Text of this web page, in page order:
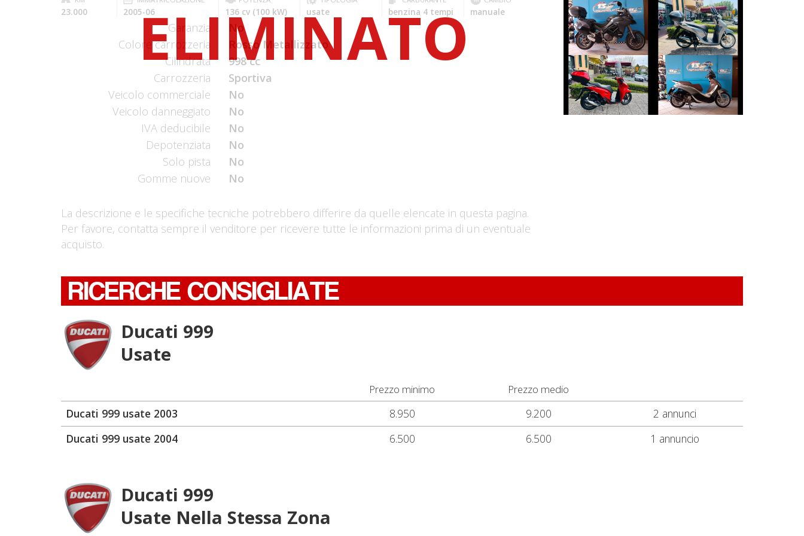
23.000 2005-06 136 cv (100 kW) usate benzina 4 tempi manuale
Garanzia
No
Colore carrozzeria
Rosso Metallizzato
Cilindrata
998 cc
Carrozzeria
Sportiva
Veicolo commerciale
No
Veicolo danneggiato
No
IVA deducibile
No
Depotenziata
No
Solo pista
No
Gomme nuove
No
La descrizione e le specifiche tecniche potrebbero differire da quelle elencate in questa pagina.
Per favore, contatta sempre il venditore per ricevere tutte le informazioni prima di un eventuale
acquisto.
DUCATI
MULTISTRADA
€ 11.690 €
HONDA SH
€ 3.150 €
HONDA SH
€ 3.490 €
PIAGGIO
BEVERLY
€ 3.590 €
RICERCHE CONSIGLIATE
Ducati 999
Usate
Prezzo minimo Prezzo medio
Ducati 999 usate 2003 8.950 9.200
2 annunci
Ducati 999 usate 2004
6.500 6.500 1 annuncio
Ducati 999
Usate Nella Stessa Zona